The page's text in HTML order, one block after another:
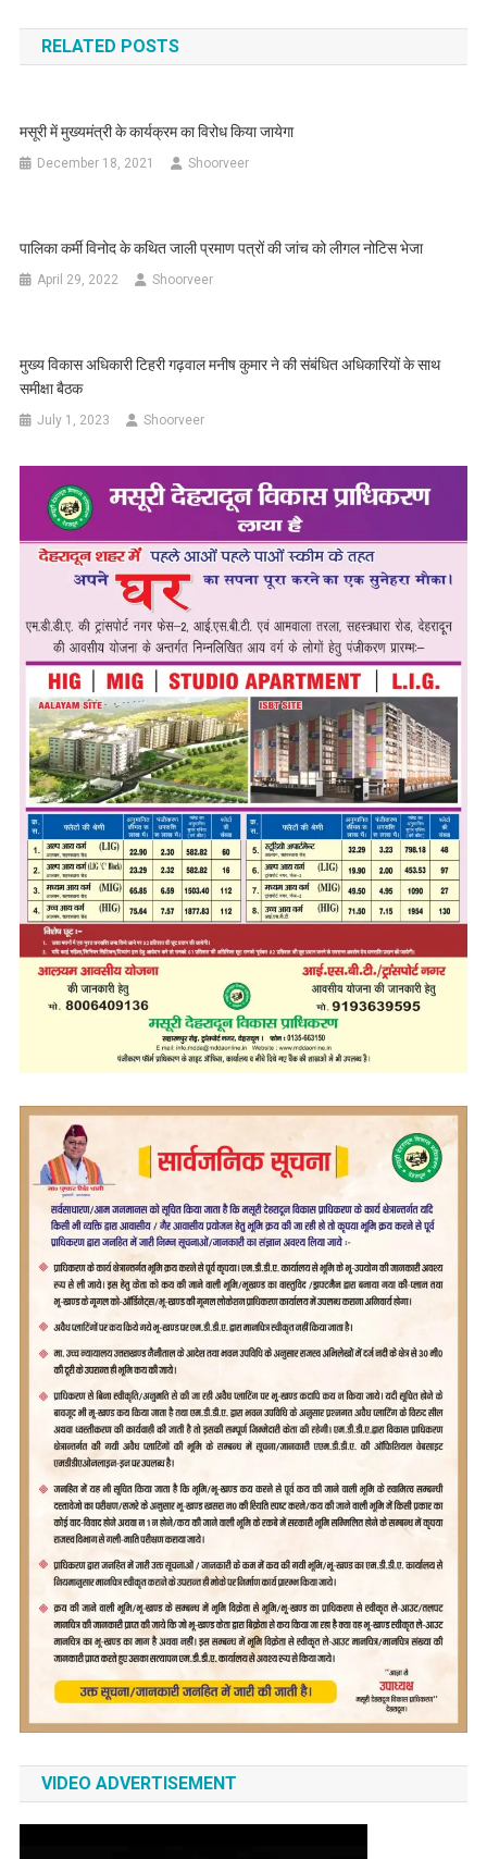
navigation
RELATED POSTS
मसूरी में मुख्यमंत्री के कार्यक्रम का विरोध किया जायेगा
December 18, 2021 Shoorveer
पालिका कर्मी विनोद के कथित जाली प्रमाण पत्रों की जांच को लीगल नोटिस भेजा
April 29, 2022 Shoorveer
मुख्य विकास अधिकारी टिहरी गढ़वाल मनीष कुमार ने की संबंधित अधिकारियों के साथ
समीक्षा बैठक
July 1, 2023 Shoorveer
VIDEO ADVERTISEMENT